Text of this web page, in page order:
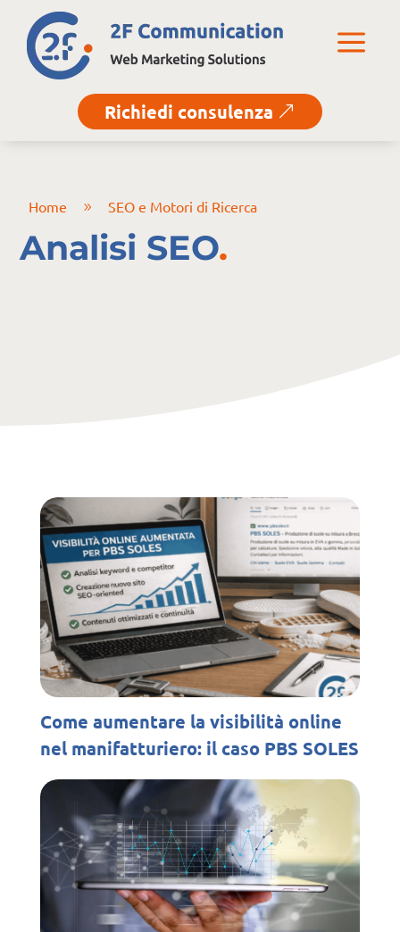
a
Richiedi consulenza &
Home 9 SEO e Motori di Ricerca
Analisi SEO.
Come aumentare la visibilità online
nel manifatturiero: il caso PBS SOLES